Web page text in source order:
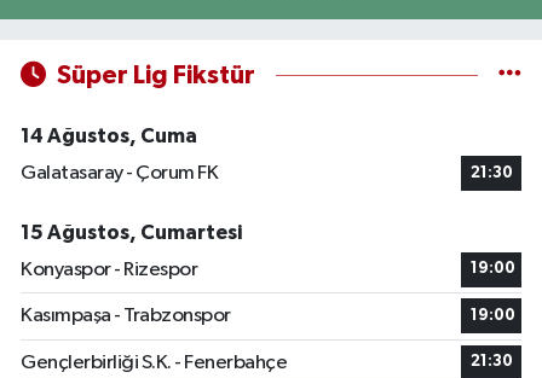
Süper Lig Fikstür
14 Ağustos, Cuma
Galatasaray - Çorum FK
21:30
15 Ağustos, Cumartesi
Konyaspor - Rizespor
19:00
Kasımpaşa - Trabzonspor 19:00
Gençlerbirliği S.K. - Fenerbahçe 21:30